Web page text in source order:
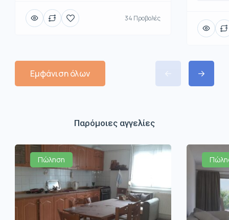
34 Προβολές
Εμφάνιση όλων
Παρόμοιες αγγελίες
Πώληση